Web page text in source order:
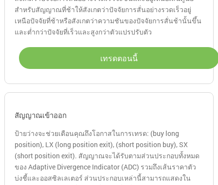
สำหรับสัญญาณที่ช้าให้สังเกตว่าปัจจัยการสั่นอย่างรวดเร็วอยู่
เหนือปัจจัยที่ช้าหรือสังเกตว่าความชันของปัจจัยการสั่นช้านั้นขึ้น
และต่ำกว่าปัจจัยที่เร็วและสูงกว่าตัวแปรปรับตัว
เทรดตอนนี้
สัญญาณเข้าออก
ป้ายว่างจะช่วยเตือนคุณถึงโอกาสในการเทรด: (buy long
position), LX (long position exit), (short position buy), SX
(short position exit). สัญญาณจะได้รับตามส่วนประกอบทั้งหมด
ของ Adaptive Divergence Indicator (ADC) รวมถึงเส้นราคาตัว
บ่งชี้และออสซิลเลเตอร์ ส่วนประกอบเหล่านี้สามารถแสดงใน